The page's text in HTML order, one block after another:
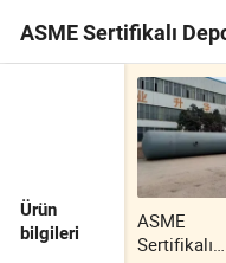
ASME Sertifikalı
Ürün
bilgileri
ASME
Sertifikalı